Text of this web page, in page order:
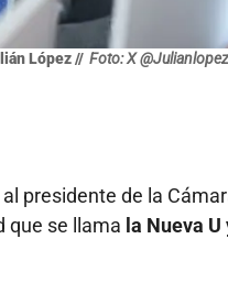
López // Foto: X
presidente de la
que se llama la Nueva